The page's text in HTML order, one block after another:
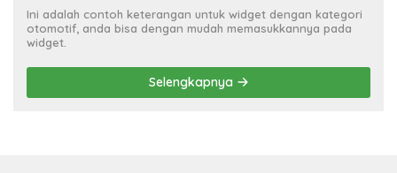
Ini adalah contoh keterangan untuk widget dengan kategori
otomotif, anda bisa dengan mudah memasukkannya pada
widget.
Selengkapnya